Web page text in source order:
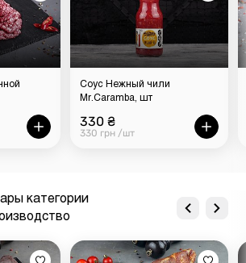
Соус Нежный чили
Mr.Caramba, шт
330 ₴
330 грн /шт
категории